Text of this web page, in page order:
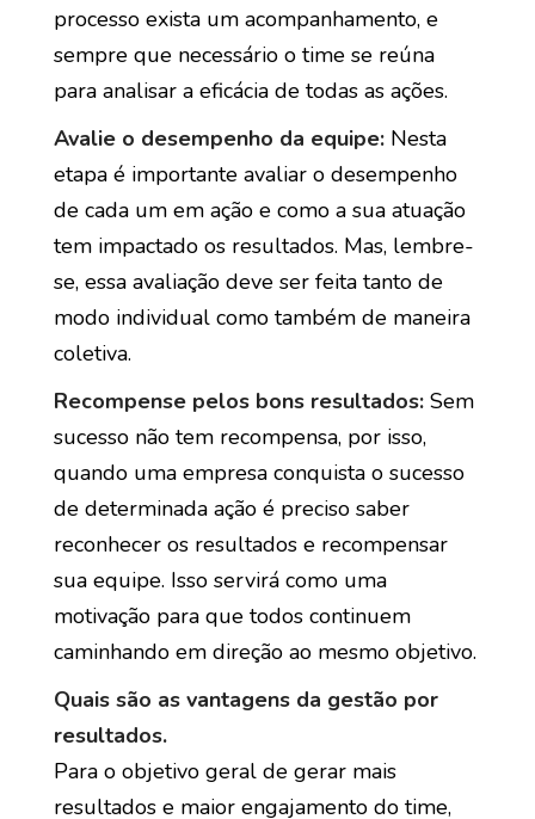
processo exista um acompanhamento, e
sempre que necessário o time se reúna
para analisar a eficácia de todas as ações.
Avalie o desempenho da equipe: Nesta
etapa é importante avaliar o desempenho
de cada um em ação e como a sua atuação
tem impactado os resultados. Mas, lembre-
se, essa avaliação deve ser feita tanto de
modo individual como também de maneira
coletiva.
Recompense pelos bons resultados: Sem
sucesso não tem recompensa, por isso,
quando uma empresa conquista o sucesso
de determinada ação é preciso saber
reconhecer os resultados e recompensar
sua equipe. Isso servirá como uma
motivação para que todos continuem
caminhando em direção ao mesmo objetivo.
Quais são as vantagens da gestão por
resultados.
Para o objetivo geral de gerar mais
resultados e maior engajamento do time,